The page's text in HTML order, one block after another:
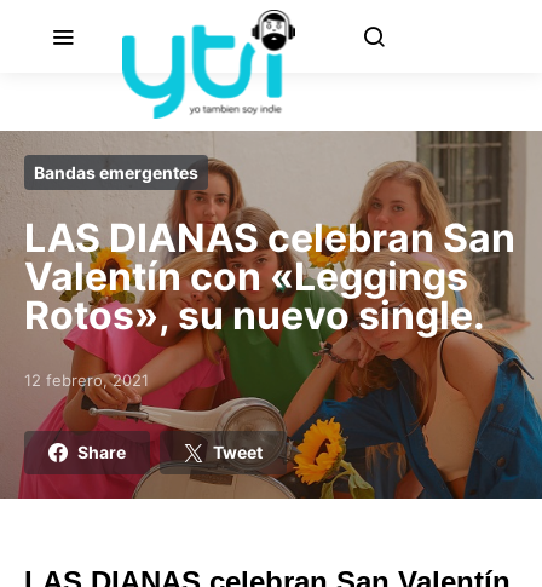
Bandas emergentes
LAS DIANAS celebran San
Valentín con «Leggings
Rotos», su nuevo single.
Posted on
12 febrero, 2021
Share Tweet